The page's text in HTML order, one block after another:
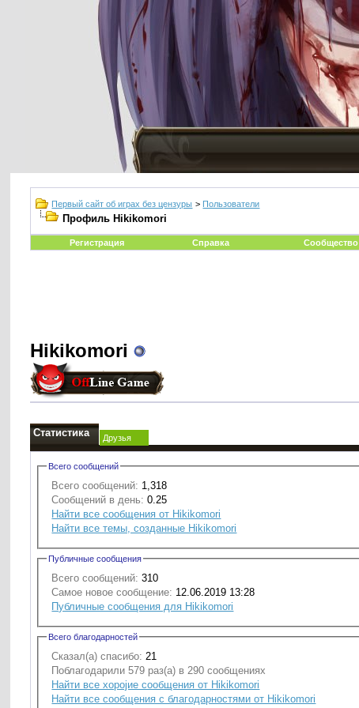
Первый сайт об играх без цензуры > Пользователи
Профиль Hikikomori
Регистрация
Справка Сообщество
Hikikomori
Статистика Друзья
Всего сообщений
Всего сообщений: 1,318
Сообщений в день: 0.25
Найти все сообщения от Hikikomori
Найти все темы, созданные Hikikomori
Публичные сообщения
Всего сообщений: 310
Самое новое сообщение: 12.06.2019 13:28
Публичные сообщения для Hikikomori
Всего благодарностей
Сказал(а) спасибо: 21
Поблагодарили 579 раз(а) в 290 сообщениях
Найти все хоројие сообщения от Hikikomori
Найти все сообщения с благодарностями от Hikikomori